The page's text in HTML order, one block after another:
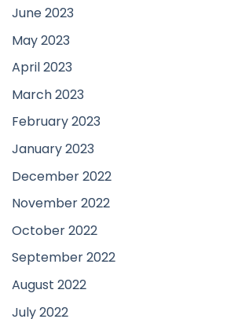
June 2023
May 2023
April 2023
March 2023
February 2023
January 2023
December 2022
November 2022
October 2022
September 2022
August 2022
July 2022